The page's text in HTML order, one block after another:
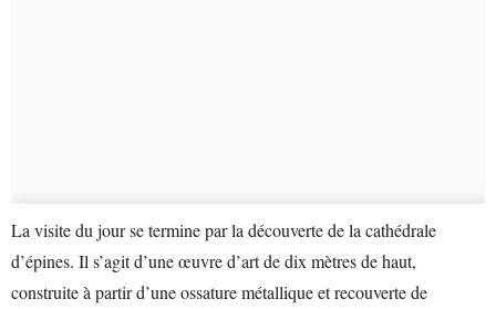
La visite du jour se termine par la découverte de la cathédrale
d’épines. Il s’agit d’une œuvre d’art de dix mètres de haut,
construite à partir d’une ossature métallique et recouverte de